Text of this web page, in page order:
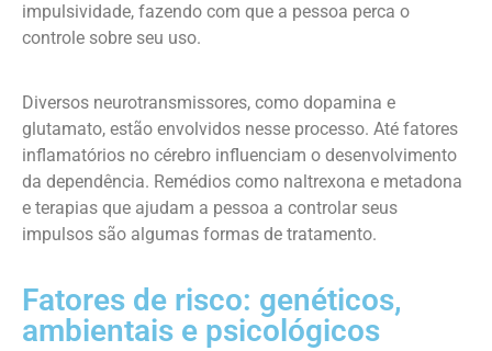
impulsividade, fazendo com que a pessoa perca o
controle sobre seu uso.
Diversos neurotransmissores, como dopamina e
glutamato, estão envolvidos nesse processo. Até fatores
inflamatórios no cérebro influenciam o desenvolvimento
da dependência. Remédios como naltrexona e metadona
e terapias que ajudam a pessoa a controlar seus
impulsos são algumas formas de tratamento.
Fatores de risco: genéticos,
ambientais e psicológicos